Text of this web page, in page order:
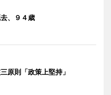
、９４歳
原則「政策上堅持」